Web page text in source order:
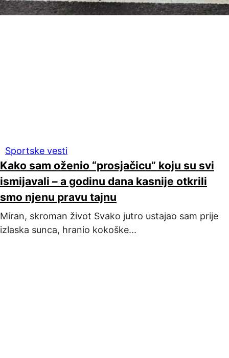
Sportske vesti
Kako sam oženio “prosjačicu” koju su svi
ismijavali – a godinu dana kasnije otkrili
smo njenu pravu tajnu
Miran, skroman život Svako jutro ustajao sam prije
izlaska sunca, hranio kokoške...